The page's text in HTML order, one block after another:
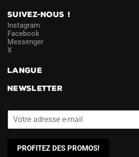
SUIVEZ-NOUS !
Instagram
Facebook
Messenger
X
LANGUE
NEWSLETTER
PROFITEZ DES PROMOS!